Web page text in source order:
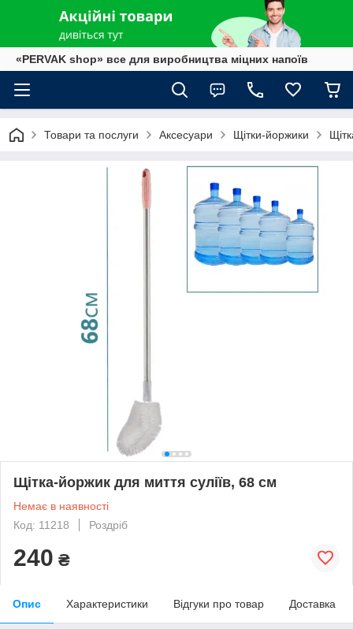
«PERVAK shop» все для виробництва міцних напоїв
Товари та послуги Аксесуари Щітки-йоржики
Щітка-йоржик для миття суліїв, 68 см
Немає в наявності
Код: 11218
Роздріб
240 ₴
Опис Характеристики Відгуки про товар Доставка